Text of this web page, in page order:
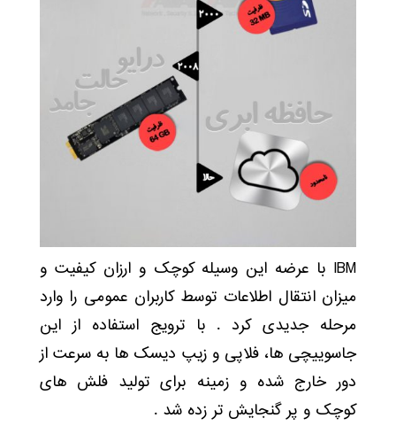
IBM با عرضه این وسیله کوچک و ارزان کیفیت و
میزان انتقال اطلاعات توسط کاربران عمومی را وارد
مرحله جدیدی کرد . با ترویج استفاده از این
جاسوییچی ها، فلاپی و زیپ دیسک ها به سرعت از
دور خارج شده و زمینه برای تولید فلش های
کوچک و پر گنجایش تر زده شد .